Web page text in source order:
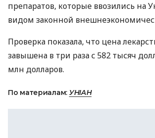
препаратов, которые ввозились на
видом законной
Проверка показала, что цена
завышена в три раза с 582 тысяч
млн долларов.
По материалам: УНІАН